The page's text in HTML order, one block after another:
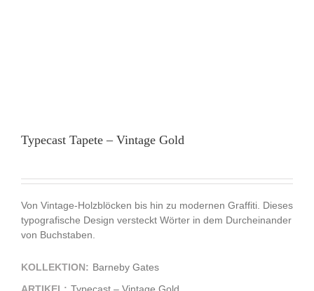
Typecast Tapete – Vintage Gold
Von Vintage-Holzblöcken bis hin zu modernen Graffiti. Dieses
typografische Design versteckt Wörter in dem Durcheinander
von Buchstaben.
KOLLEKTION: Barneby Gates